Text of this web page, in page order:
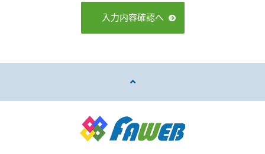
入力内容確認へ